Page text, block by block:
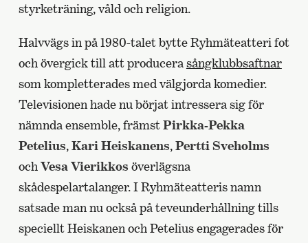
styrketräning, våld och religion.
Halvvägs in på 1980-talet bytte Ryhmäteatteri fot
och övergick till att producerasångklubbsaftnar
som kompletterades med välgjorda komedier.
Televisionen hade nu börjat intressera sig för
nämnda ensemble, främstPirkka-Pekka
Petelius,Kari Heiskanens,Pertti Sveholms
och Vesa Vierikkos överlägsna
skådespelartalanger. I Ryhmäteatteris namn
satsade man nu också på teveunderhållning tills
speciellt Heiskanen och Petelius engagerades för